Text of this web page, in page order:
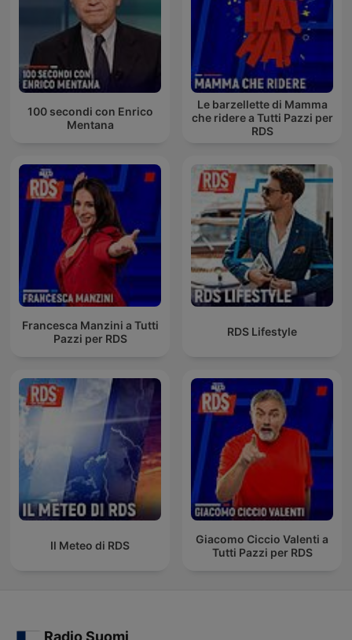
100 secondi con Enrico
Mentana
Le barzellette di Mamma
che ridere a Tutti Pazzi per
RDS
Francesca Manzini a Tutti
Pazzi per RDS
RDS Lifestyle
Il Meteo di RDS
Giacomo Ciccio Valenti a
Tutti Pazzi per RDS
Radio Suomi